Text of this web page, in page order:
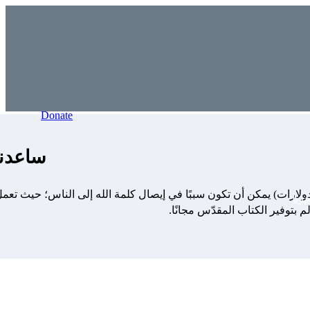
Donate
يمكن أن تكون سببًا في إيصال كلمة الله إلى الناس؛ حيث
بتوفير الكتاب المقدّس مجانًا.